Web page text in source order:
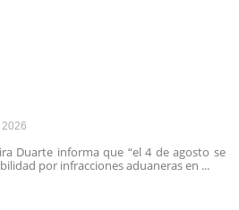
Duarte informa que “el 4 de agosto se
por infracciones aduaneras en ...